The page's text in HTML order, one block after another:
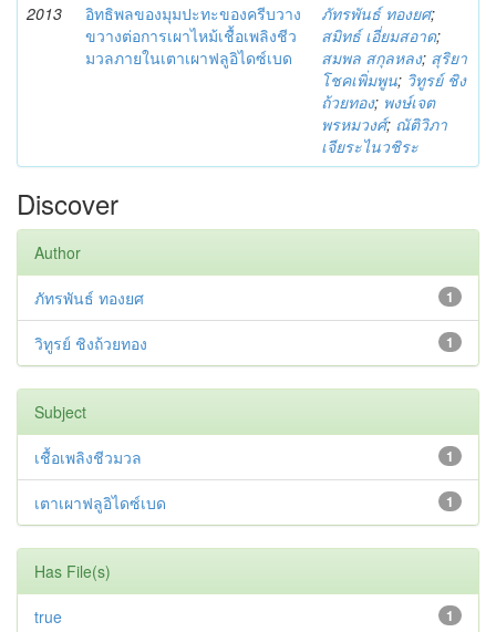
2013
อิทธิพลของมุมปะทะของครีบวาง
ขวางต่อการเผาไหม้เชื้อเพลิงชีว
มวลภายในเตาเผาฟลูอิไดซ์เบด
ภัทรพันธ์ ทองยศ;
สมิทธ์ เอี่ยมสอาด;
สมพล สกุลหลง; สุริยา
โชคเพิ่มพูน; วิทูรย์ ชิง
ถ้วยทอง; พงษ์เจต
พรหมวงศ์; ณัติวิภา
เจียระไนวชิระ
Discover
Author
1
ภัทรพันธ์ ทองยศ
1
วิทูรย์ ชิงถ้วยทอง
Subject
1
เชื้อเพลิงชีวมวล
1
เตาเผาฟลูอิไดซ์เบด
Has File(s)
1
true